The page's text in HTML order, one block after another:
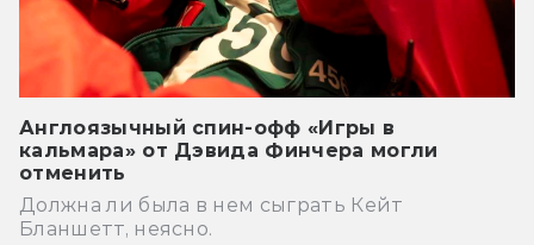
Англоязычный спин-офф «Игры в
кальмара» от Дэвида Финчера могли
отменить
Должна ли была в нем сыграть Кейт
Бланшетт, неясно.